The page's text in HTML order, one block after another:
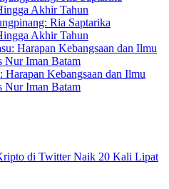
Ria Saptarika
Akhir Tahun
Kebangsaan dan Ilmu
Nur Iman Batam